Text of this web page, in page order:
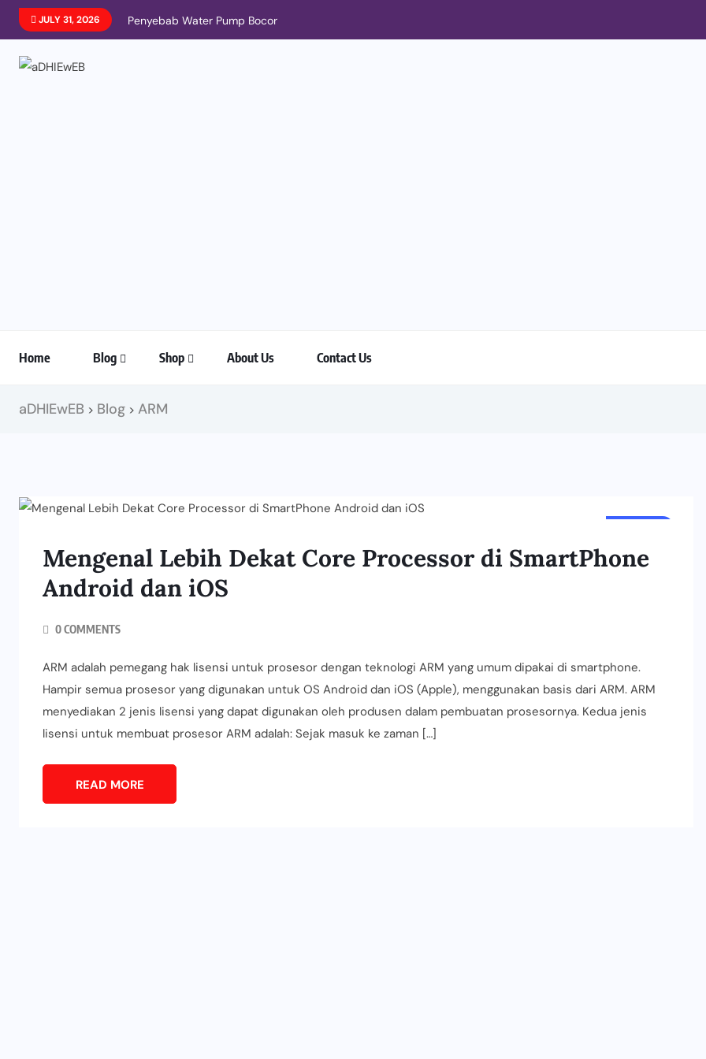
JULY 31, 2026 Penyebab Water Pump Bocor
Home Blog Shop About Us Contact Us
aDHIEwEB > Blog > ARM
Mengenal Lebih Dekat Core Processor di SmartPhone
Android dan iOS
0 COMMENTS
ARM adalah pemegang hak lisensi untuk prosesor dengan teknologi ARM yang umum dipakai di smartphone.
Hampir semua prosesor yang digunakan untuk OS Android dan iOS (Apple), menggunakan basis dari ARM. ARM
menyediakan 2 jenis lisensi yang dapat digunakan oleh produsen dalam pembuatan prosesornya. Kedua jenis
lisensi untuk membuat prosesor ARM adalah: Sejak masuk ke zaman […]
READ MORE